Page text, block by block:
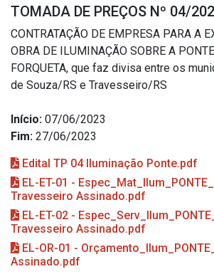
TOMADA DE PREÇOS Nº 04/
CONTRATAÇÃO DE EMPRESA PARA A
OBRA DE ILUMINAÇÃO SOBRE A
FORQUETA, que faz divisa entre os
de Souza/RS e Travesseiro/RS
Início: 07/06/2023
Fim: 27/06/2023
Edital TP 04 Iluminação Ponte.pdf
EL-ET-01 -
Travesseiro Assinado.pdf
EL-ET-02 -
Travesseiro Assinado.pdf
EL-OR-01 -
Assinado.pdf